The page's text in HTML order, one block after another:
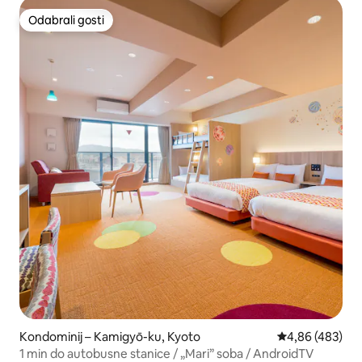
trgovina mješovitom robom 2 minute hoda. Siguran i čist
smještaj na dobroj lokaciji kao baza za razgledavanje
Odabrali gosti
Odabrali gosti
Kondominij – Kamigyō-ku, Kyoto Prosječna
4,86 (483)
1 min do autobusne stanice / „Mari” soba / AndroidTV